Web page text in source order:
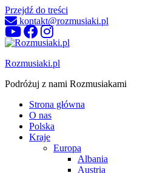
Przejdź do treści
kontakt@rozmusiaki.pl
Rozmusiaki.pl
Podróżuj z nami Rozmusiakami
Strona główna
O nas
Polska
Kraje
Europa
Albania
Austria